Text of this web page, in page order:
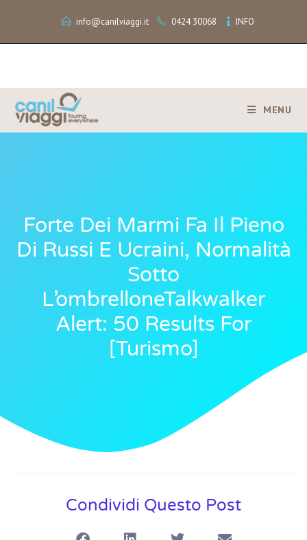
info@canilviaggi.it 0424 30068 INFO
MENU
Forte Dei Marmi Fa Il Pieno
Di Russi E Ucraini, Normalità
Sotto
L’ombrelloneTalkwalker
Alert: 50 Results For
[turismo]
Condividi Questo Post